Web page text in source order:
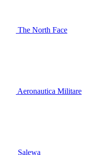
The North Face
Aeronautica Militare
Salewa